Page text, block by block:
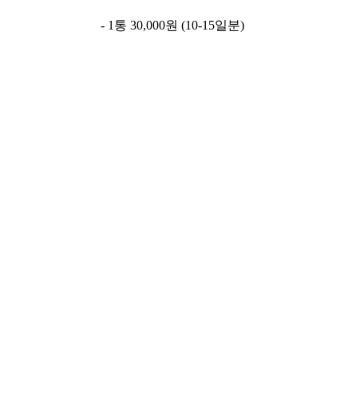
- 1통 30,000원 (10-15일분)